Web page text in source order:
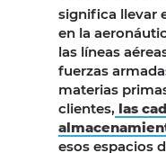
significa llevar
en la
las líneas
fuerzas
materias
clientes, las
esos espacios